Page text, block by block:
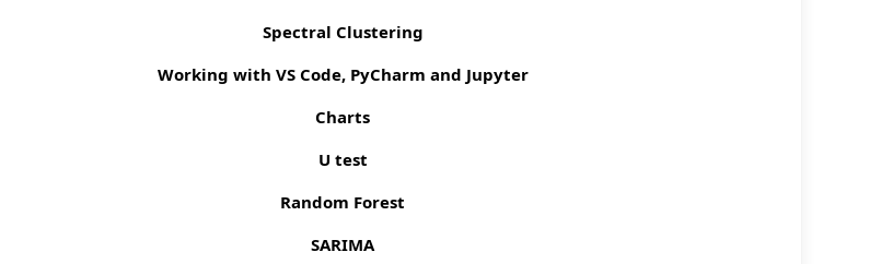
Spectral Clustering
Working with VS Code, PyCharm and Jupyter
Charts
U test
Random Forest
SARIMA